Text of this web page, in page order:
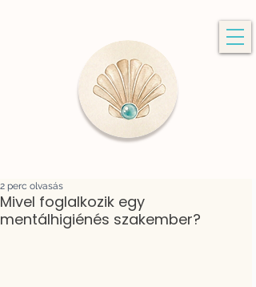
Mivel foglalkozik egy
mentálhigiénés szakember?
2 perc olvasás